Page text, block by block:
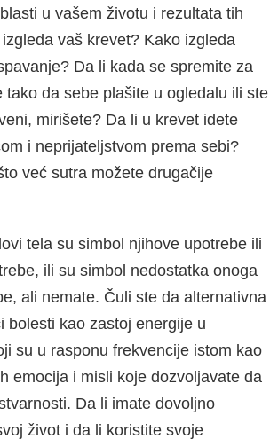
u vašem životu i rezultata tih
vaš krevet? Kako izgleda
Da li kada se spremite za
tako da sebe plašite u ogledalu ili ste
mi­rišete? Da li u krevet idete
i neprijateljstvom prema sebi?
već sutra možete drugačije
tela su simbol njihove upo­trebe ili
ili su simbol nedo­statka onoga
ali nemate. Čuli ste da alternativna
bolesti kao zastoj energije u
su u rasponu frekvencije istom kao
emocija i misli koje dozvoljavate da
Da li imate dovoljno
život i da li koristite svoje